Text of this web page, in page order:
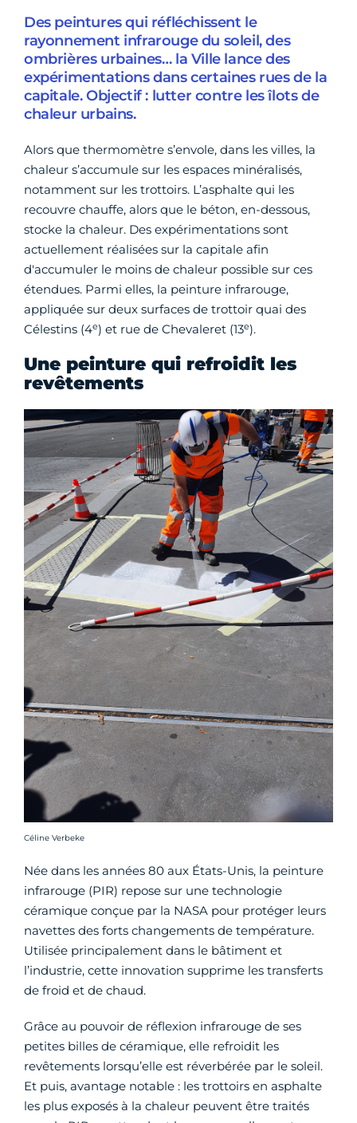
Des peintures qui réfléchissent le
rayonnement infrarouge du soleil, des
ombrières urbaines… la Ville lance des
expérimentations dans certaines rues de la
capitale. Objectif : lutter contre les îlots de
chaleur urbains.
Alors que thermomètre s’envole, dans les villes, la
chaleur s’accumule sur les espaces minéralisés,
notamment sur les trottoirs. L’asphalte qui les
recouvre chauffe, alors que le béton, en-dessous,
stocke la chaleur. Des expérimentations sont
actuellement réalisées sur la capitale afin
d'accumuler le moins de chaleur possible sur ces
étendues. Parmi elles, la peinture infrarouge,
appliquée sur deux surfaces de trottoir quai des
Célestins (4e) et rue de Chevaleret (13e).
Une peinture qui refroidit les
revêtements
Crédit photo :
Céline Verbeke
Née dans les années 80 aux États-Unis, la peinture
infrarouge (PIR) repose sur une technologie
céramique conçue par la NASA pour protéger leurs
navettes des forts changements de température.
Utilisée principalement dans le bâtiment et
l’industrie, cette innovation supprime les transferts
de froid et de chaud.
Grâce au pouvoir de réflexion infrarouge de ses
petites billes de céramique, elle refroidit les
revêtements lorsqu’elle est réverbérée par le soleil.
Et puis, avantage notable : les trottoirs en asphalte
les plus exposés à la chaleur peuvent être traités